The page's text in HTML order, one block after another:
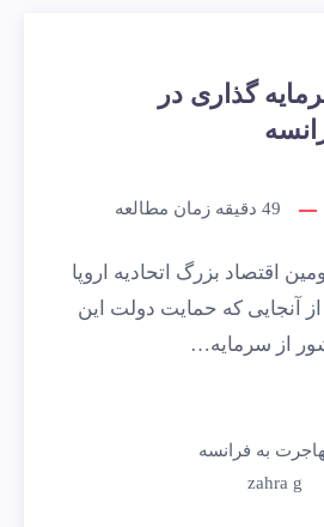
گذاری در
49دقیقه زمان مطالعه
اقتصاد بزرگ اتحادیه اروپا
آنجایی که حمایت دولت این
از سرمایه…
به فرانسه
zahra g